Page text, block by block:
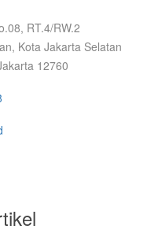
RT.4/RW.2
Kota Jakarta Selatan
12760